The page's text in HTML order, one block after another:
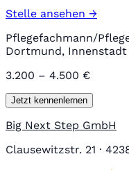
Stelle ansehen →
Pflegefachmann/
Dortmund,
3.200 – 4.500 €
Jetzt kennenlernen
Big Next Step GmbH
Clausewitzstr. 21 ·